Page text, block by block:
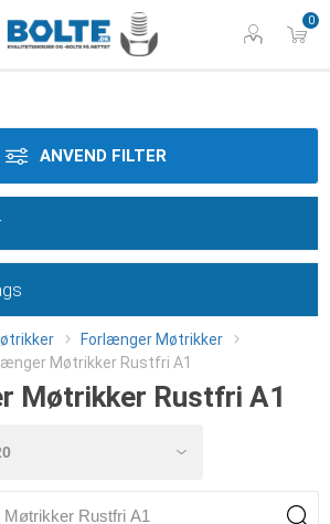
0
Forlænger Møtrikker
Møtrikker Rustfri A1
Møtrikker Rustfri A1
ANVEND FILTER